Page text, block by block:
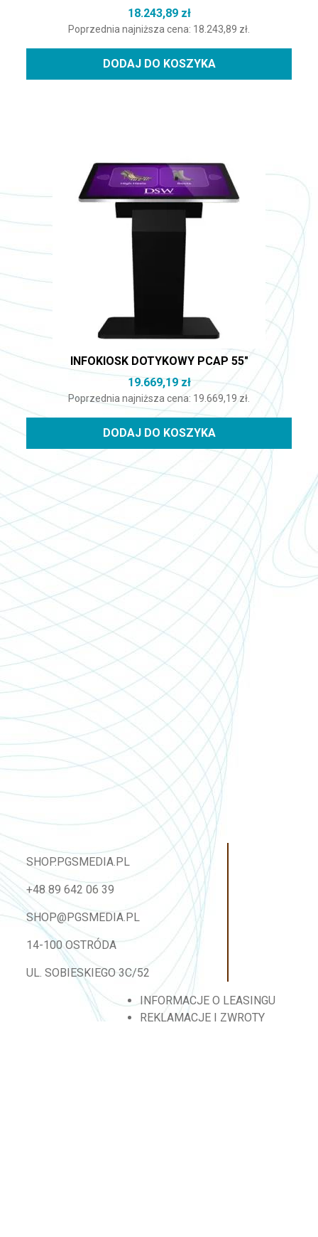
18.243,89 zł
Poprzednia najniższa cena: 18.243,89 zł.
DODAJ DO KOSZYKA
INFOKIOSK DOTYKOWY PCAP 55″
19.669,19 zł
Poprzednia najniższa cena: 19.669,19 zł.
DODAJ DO KOSZYKA
SHOP.PGSMEDIA.PL
+48 89 642 06 39
SHOP@PGSMEDIA.PL
14-100 OSTRÓDA
UL. SOBIESKIEGO 3C/52
INFORMACJE O LEASINGU
REKLAMACJE I ZWROTY